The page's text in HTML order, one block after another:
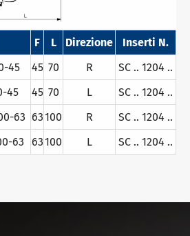
F L Direzione
Inserti N.
45
45 70 R
SC .. 1204 ..
45
45 70 L
SC .. 1204 ..
63 63100 R
SC .. 1204 ..
63
63100 L SC .. 1204 ..